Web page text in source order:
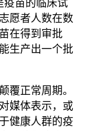
疫苗的临床试
愿者人数在数
在得到审批
生产出一个批
覆正常周期。
媒体表示，或
健康人群的疫